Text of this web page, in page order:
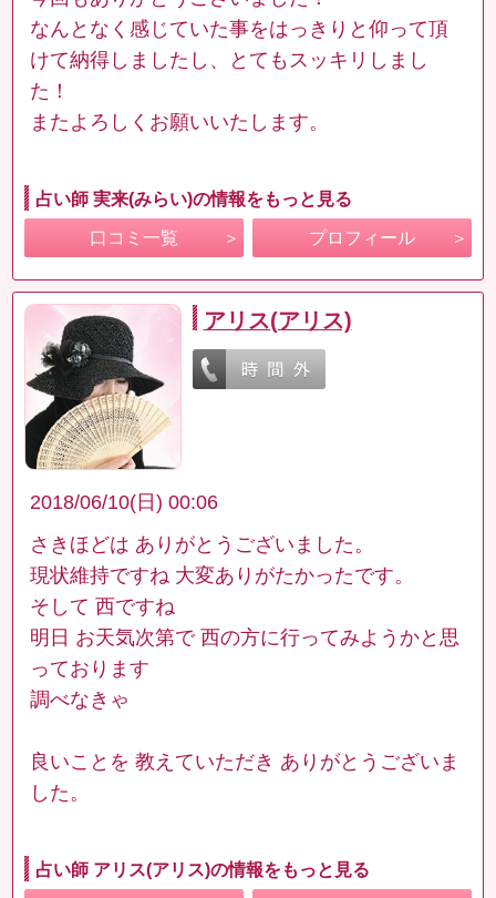
なんとなく感じていた事をはっきりと仰って頂
けて納得しましたし、とてもスッキリしまし
た！
またよろしくお願いいたします。
占い師 実来(みらい)の情報をもっと見る
口コミ一覧 プロフィール
アリス(アリス)
2018/06/10(日) 00:06
さきほどは ありがとうございました。
現状維持ですね 大変ありがたかったです。
そして 西ですね
明日 お天気次第で 西の方に行ってみようかと思
っております
調べなきゃ
良いことを 教えていただき ありがとうございま
した。
占い師 アリス(アリス)の情報をもっと見る